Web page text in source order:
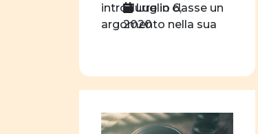
introdurre in classe un
argomento nella sua
Luglio 6,
2020